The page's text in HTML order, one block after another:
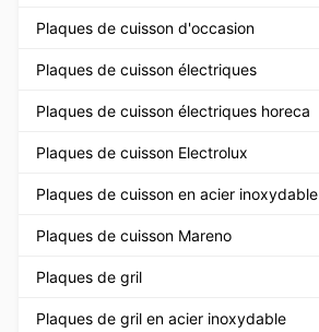
Plaques de cuisson d'occasion
Plaques de cuisson électriques
Plaques de cuisson électriques horeca
Plaques de cuisson Electrolux
Plaques de cuisson en acier inoxydable
Plaques de cuisson Mareno
Plaques de gril
Plaques de gril en acier inoxydable